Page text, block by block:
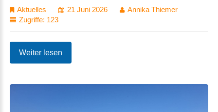
Aktuelles 21 Juni 2026
Annika Thiemer
Zugriffe: 123
Weiter lesen